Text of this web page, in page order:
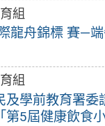
組
龍舟錦標 賽—
組
及學前教育署委
第5屆健康飲食